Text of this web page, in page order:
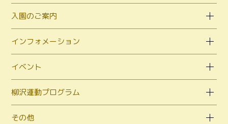
入園のご案内
インフォメーション
イベント
柳沢運動プログラム
その他